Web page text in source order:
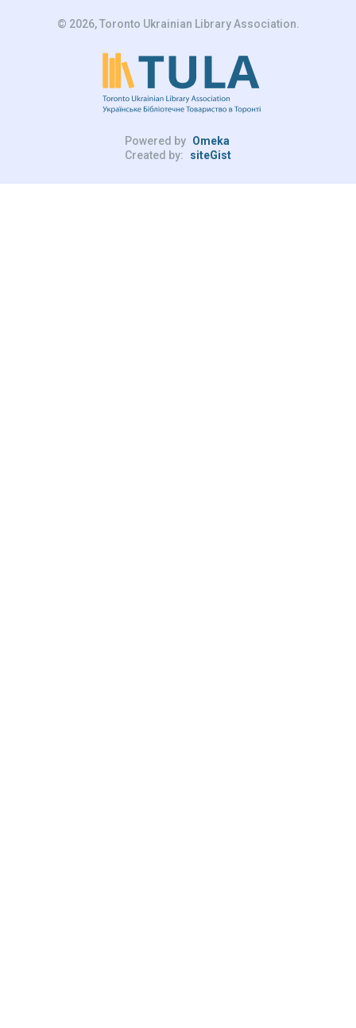
© 2026, Toronto Ukrainian Library Association.
Powered by Omeka
Created by:
siteGist